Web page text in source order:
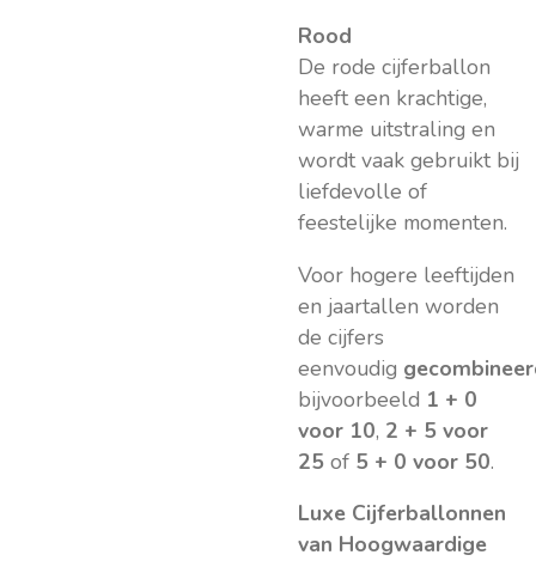
Rood
De rode cijferballon
heeft een krachtige,
warme uitstraling en
wordt vaak gebruikt bij
liefdevolle of
feestelijke momenten.
Voor hogere leeftijden
en jaartallen worden
de cijfers
eenvoudig
bijvoorbeeld 1 + 0
voor 10, 2 + 5 voor
25 of 5 + 0 voor 50.
Luxe Cijferballonnen
van Hoogwaardige